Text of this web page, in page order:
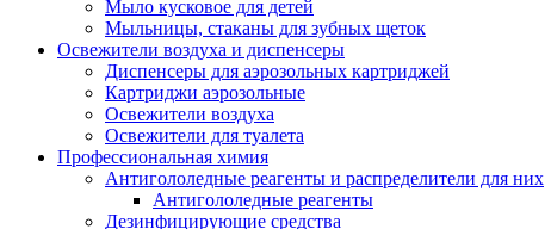
Мыло кусковое для детей
Мыльницы, стаканы для зубных щеток
Освежители воздуха и диспенсеры
Диспенсеры для аэрозольных картриджей
Картриджи аэрозольные
Освежители воздуха
Освежители для туалета
Профессиональная химия
Антигололедные реагенты и распределители для них
Антигололедные реагенты
Дезинфицирующие средства